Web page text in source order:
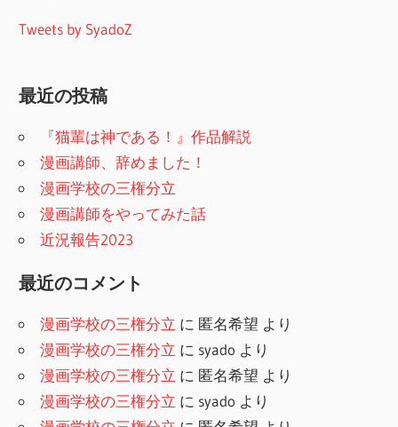
Tweets by SyadoZ
最近の投稿
『猫輩は神である！』作品解説
漫画講師、辞めました！
漫画学校の三権分立
漫画講師をやってみた話
近況報告2023
最近のコメント
漫画学校の三権分立 に 匿名希望 より
漫画学校の三権分立 に syado より
漫画学校の三権分立 に 匿名希望 より
漫画学校の三権分立 に syado より